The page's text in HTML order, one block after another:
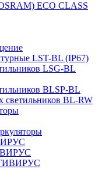
ECO CLASS
LST-BL (IP67)
LSG-BL
BLSP-BL
светильников BL-RW